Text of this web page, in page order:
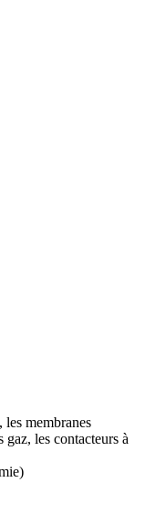
membranes
les contacteurs à